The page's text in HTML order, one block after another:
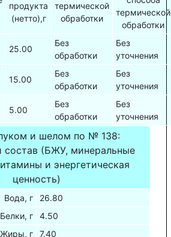
продукта
(нетто),г
термической
обработки
термической
обработки
25.00
Без
обработки
Без
уточнения
15.00
Без
обработки
Без
уточнения
5.00
Без
обработки
Без
уточнения
и шелом по № 138:
состав (БЖУ, минеральные
и энергетическая
ценность)
Вода, г
26.80
Белки, г
4.50
Жиры, г
7.40